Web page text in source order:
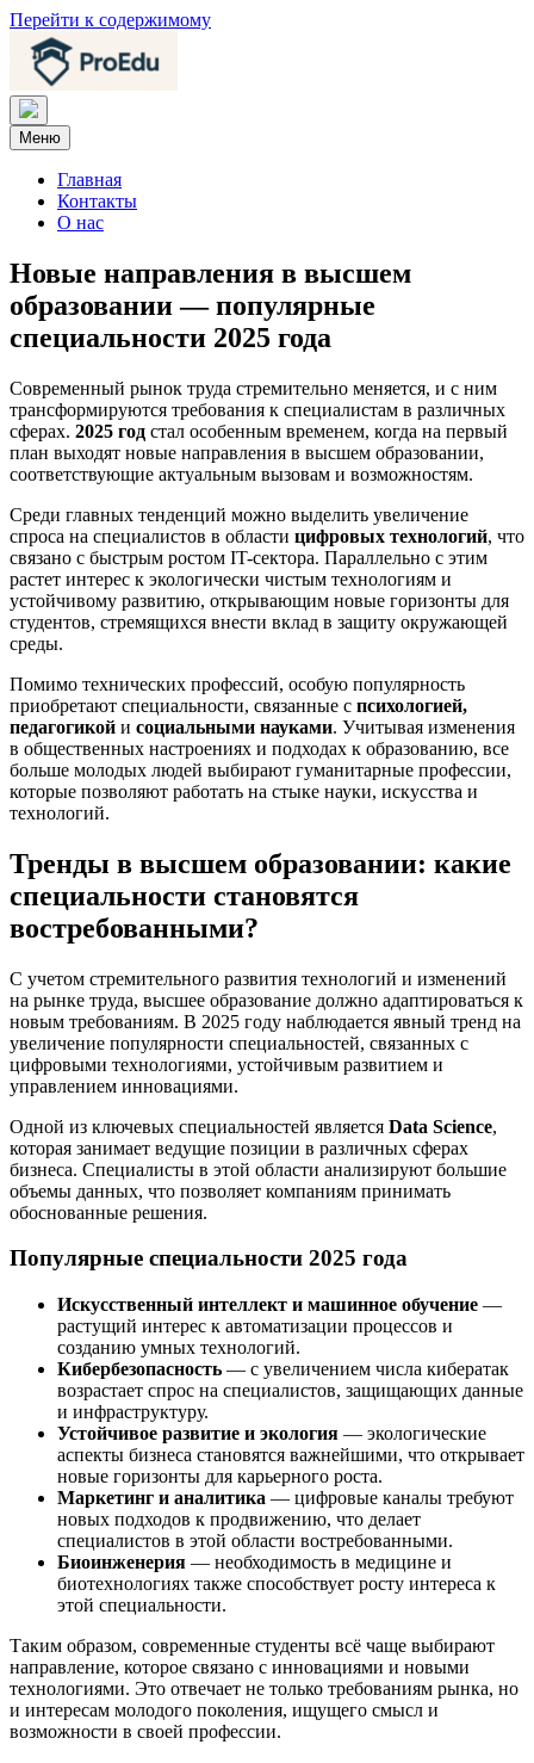
Перейти к содержимому
Меню
Главная
Контакты
О нас
Новые направления в высшем
образовании — популярные
специальности 2025 года
Современный рынок труда стремительно меняется, и с ним
трансформируются требования к специалистам в различных
сферах. 2025 год стал особенным временем, когда на первый
план выходят новые направления в высшем образовании,
соответствующие актуальным вызовам и возможностям.
Среди главных тенденций можно выделить увеличение
спроса на специалистов в области цифровых технологий, что
связано с быстрым ростом IT-сектора. Параллельно с этим
растет интерес к экологически чистым технологиям и
устойчивому развитию, открывающим новые горизонты для
студентов, стремящихся внести вклад в защиту окружающей
среды.
Помимо технических профессий, особую популярность
приобретают специальности, связанные с психологией,
педагогикой и социальными науками. Учитывая изменения
в общественных настроениях и подходах к образованию, все
больше молодых людей выбирают гуманитарные профессии,
которые позволяют работать на стыке науки, искусства и
технологий.
Тренды в высшем образовании: какие
специальности становятся
востребованными?
С учетом стремительного развития технологий и изменений
на рынке труда, высшее образование должно адаптироваться к
новым требованиям. В 2025 году наблюдается явный тренд на
увеличение популярности специальностей, связанных с
цифровыми технологиями, устойчивым развитием и
управлением инновациями.
Одной из ключевых специальностей является Data Science,
которая занимает ведущие позиции в различных сферах
бизнеса. Специалисты в этой области анализируют большие
объемы данных, что позволяет компаниям принимать
обоснованные решения.
Популярные специальности 2025 года
Искусственный интеллект и машинное обучение —
растущий интерес к автоматизации процессов и
созданию умных технологий.
Кибербезопасность — с увеличением числа кибератак
возрастает спрос на специалистов, защищающих данные
и инфраструктуру.
Устойчивое развитие и экология — экологические
аспекты бизнеса становятся важнейшими, что открывает
новые горизонты для карьерного роста.
Маркетинг и аналитика — цифровые каналы требуют
новых подходов к продвижению, что делает
специалистов в этой области востребованными.
Биоинженерия — необходимость в медицине и
биотехнологиях также способствует росту интереса к
этой специальности.
Таким образом, современные студенты всё чаще выбирают
направление, которое связано с инновациями и новыми
технологиями. Это отвечает не только требованиям рынка, но
и интересам молодого поколения, ищущего смысл и
возможности в своей профессии.